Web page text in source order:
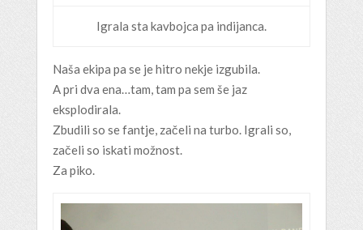
Igrala sta kavbojca pa indijanca.
Naša ekipa pa se je hitro nekje izgubila.
A pri dva ena…tam, tam pa sem še jaz
eksplodirala.
Zbudili so se fantje, začeli na turbo. Igrali so,
začeli so iskati možnost.
Za piko.